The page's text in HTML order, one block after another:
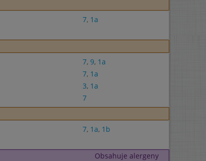
7, 1a
7, 9, 1a
7, 1a
3, 1a
7
7, 1a, 1b
Obsahuje alergeny